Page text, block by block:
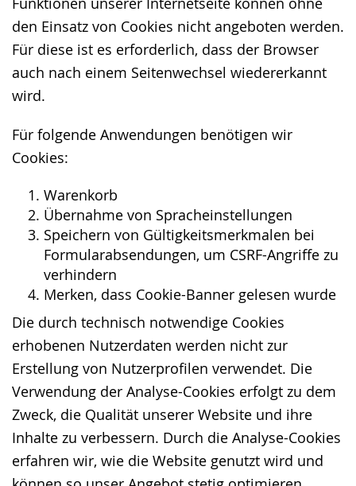
den Einsatz von Cookies nicht angeboten werden.
Für diese ist es erforderlich, dass der Browser
auch nach einem Seitenwechsel wiedererkannt
wird.
Für folgende Anwendungen benötigen wir
Cookies:
Warenkorb
Übernahme von Spracheinstellungen
Speichern von Gültigkeitsmerkmalen bei
Formularabsendungen, um CSRF-Angriffe zu
verhindern
Merken, dass Cookie-Banner gelesen wurde
Die durch technisch notwendige Cookies
erhobenen Nutzerdaten werden nicht zur
Erstellung von Nutzerprofilen verwendet. Die
Verwendung der Analyse-Cookies erfolgt zu dem
Zweck, die Qualität unserer Website und ihre
Inhalte zu verbessern. Durch die Analyse-Cookies
erfahren wir, wie die Website genutzt wird und